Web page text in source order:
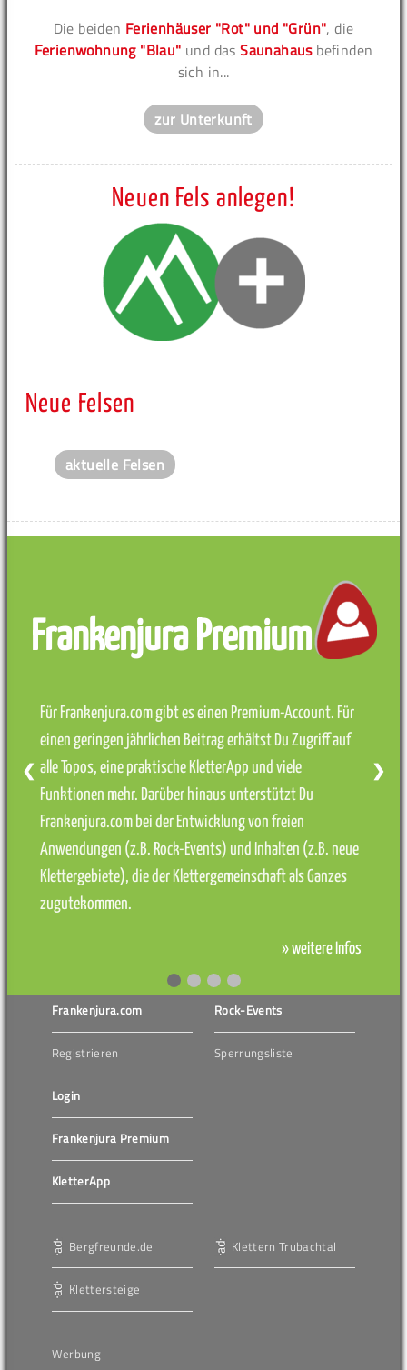
Die beiden Ferienhäuser "Rot" und "Grün", die
Ferienwohnung "Blau" und dasSaunahausbefinden
sich in...
zur Unterkunft
Neuen Fels anlegen!
Neue Felsen
aktuelle Felsen
Frankenjura Premium
Für Frankenjura.com gibt es einen Premium-Account. Für
einen geringen jährlichen Beitrag erhältst Du Zugriff auf
alle Topos, eine praktische KletterApp und viele
Funktionen mehr. Darüber hinaus unterstützt Du
Frankenjura.com bei der Entwicklung von freien
Anwendungen (z.B. Rock-Events) und Inhalten (z.B. neue
Klettergebiete), die der Klettergemeinschaft als Ganzes
zugutekommen.
» weitere Infos
❮ ❯
Frankenjura.com
Registrieren
Login
Frankenjura Premium
KletterApp
Rock-Events
Sperrungsliste
Bergfreunde.de
Klettersteige
Klettern Trubachtal
Werbung